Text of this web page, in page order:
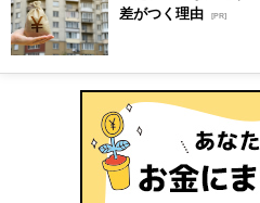
差がつく理由 [PR]